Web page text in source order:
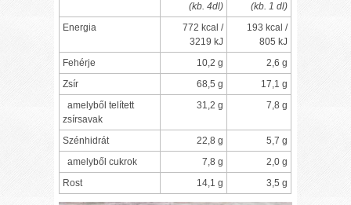
(kb. 4dl)
(kb. 1 dl)
Energia
772 kcal /
3219 kJ
193 kcal /
805 kJ
Fehérje
10,2 g
2,6 g
Zsír
68,5 g
17,1 g
amelyből telített
zsírsavak
31,2 g 7,8 g
Szénhidrát 22,8 g
5,7 g
amelyből cukrok
7,8 g
2,0 g
Rost
14,1 g 3,5 g